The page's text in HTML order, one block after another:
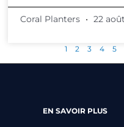
Coral Planters 22
1 2 3 4 5
EN SAVOIR PLUS